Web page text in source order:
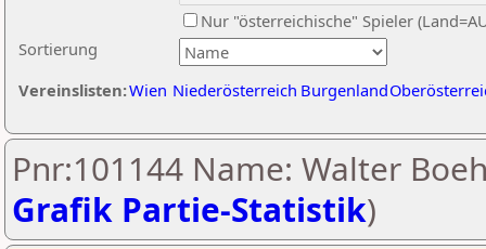
Sortierung
Nur "österreichische" Spieler
Vereinslisten:Wien Niederösterreich Burgenland
Pnr:101144 Name: Walter
Grafik Partie-Statistik)